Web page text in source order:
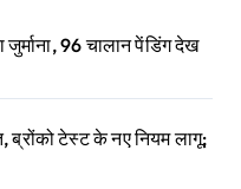
96 चालान पेंडिंग देख
ब्रोंको टेस्ट के नए नियम लागू;